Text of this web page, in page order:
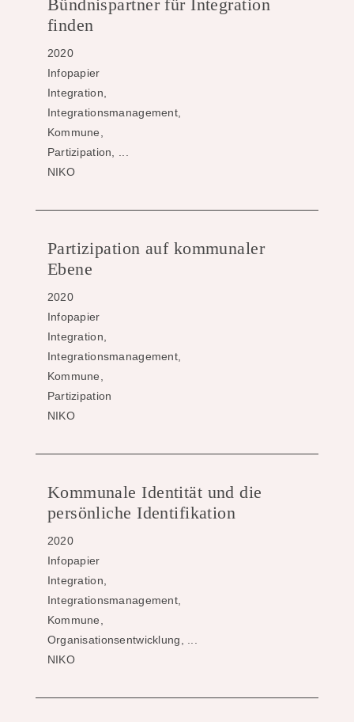
Bündnispartner für Integration
finden
2020
Infopapier
Integration,
Integrationsmanagement,
Kommune,
Partizipation, ...
NIKO
Partizipation auf kommunaler
Ebene
2020
Infopapier
Integration,
Integrationsmanagement,
Kommune,
Partizipation
NIKO
Kommunale Identität und die
persönliche Identifikation
2020
Infopapier
Integration,
Integrationsmanagement,
Kommune,
Organisationsentwicklung, ...
NIKO